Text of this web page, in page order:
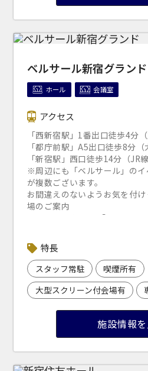
ベルサール新宿グランド
ホール 会議室
アクセス
「西新宿駅」1番出口徒歩4分（
「都庁前駅」A5出口徒歩8分（
「新宿駅」西口徒歩14分（JR
※周辺にも「ベルサール」の
が複数ございます。
お間違えのないようお気を付
場のご案内
※下記リンクより 「ベルサー
「s-park
サイト
特長
スタッフ常駐
喫煙所有
大型スクリーン付会場有
施設情報
会場の種類
こだわり条件
特長で選ぶ
駅直結
窓があり開放感のある
会場
大型スクリーンあり
4t車以上荷捌きあり
用途で選ぶ
パーティ・懇親会
e-sports大会